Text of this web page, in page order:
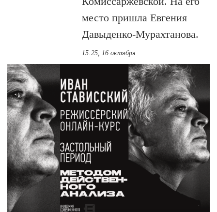
место пришла Евгения
Давыденко-Мурахтанова.
15:25, 16 октября